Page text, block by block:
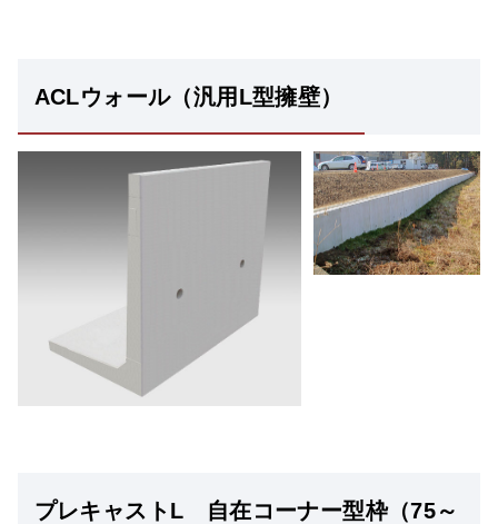
ACLウォール（汎用L型擁壁）
プレキャストL 自在コーナー型枠（75～